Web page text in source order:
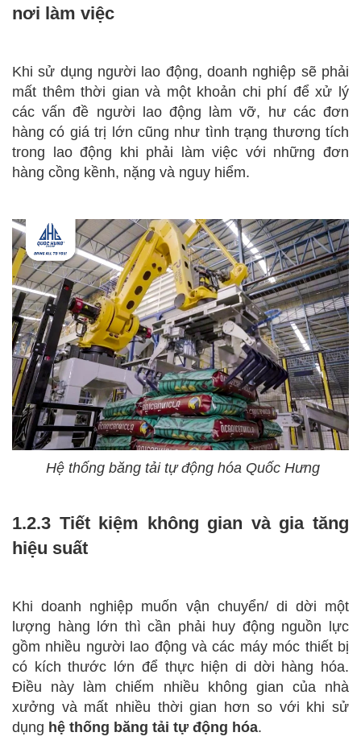
nơi làm việc
Khi sử dụng người lao động, doanh nghiệp sẽ phải
mất thêm thời gian và một khoản chi phí để xử lý
các vấn đề người lao động làm vỡ, hư các đơn
hàng có giá trị lớn cũng như tình trạng thương tích
trong lao động khi phải làm việc với những đơn
hàng cồng kềnh, nặng và nguy hiểm.
Hệ thống băng tải tự động hóa Quốc Hưng
1.2.3 Tiết kiệm không gian và gia tăng
hiệu suất
Khi doanh nghiệp muốn vận chuyển/ di dời một
lượng hàng lớn thì cần phải huy động nguồn lực
gồm nhiều người lao động và các máy móc thiết bị
có kích thước lớn để thực hiện di dời hàng hóa.
Điều này làm chiếm nhiều không gian của nhà
xưởng và mất nhiều thời gian hơn so với khi sử
dụng hệ thống băng tải tự động hóa.